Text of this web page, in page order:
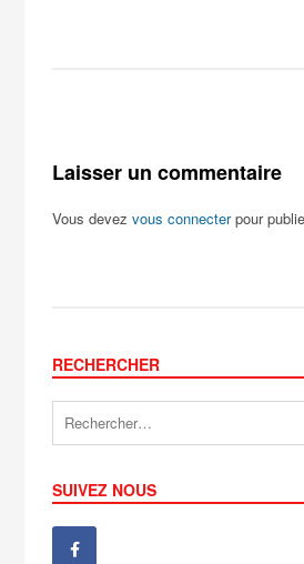
Laisser un commentaire
Vous devezvous connecterpour
RECHERCHER
SUIVEZ NOUS